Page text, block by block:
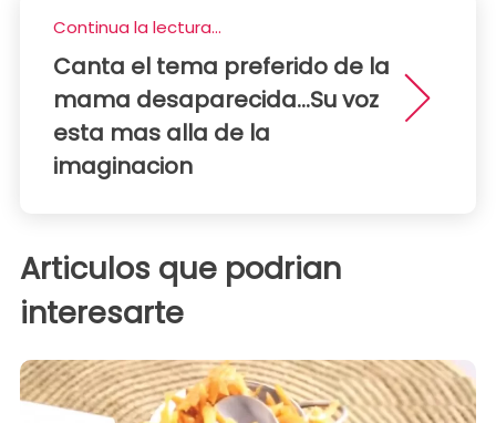
Continua la lectura...
Canta el tema preferido de la
mama desaparecida...Su voz
esta mas alla de la
imaginacion
Articulos que podrian
interesarte